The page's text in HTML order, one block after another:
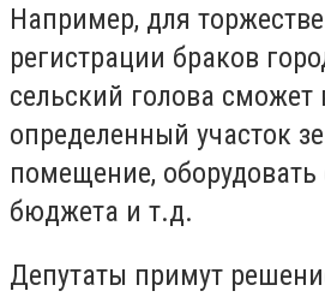
Например, для
регистрации браков
сельский голова сможет
определенный участок
помещение, оборудовать
бюджета и т.д.
Депутаты примут